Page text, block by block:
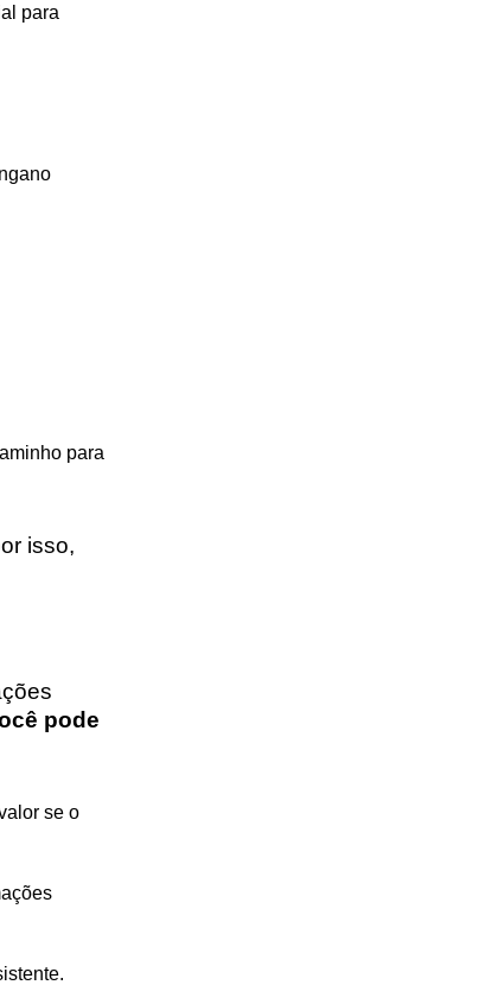
para
para
isso,
pode
se o